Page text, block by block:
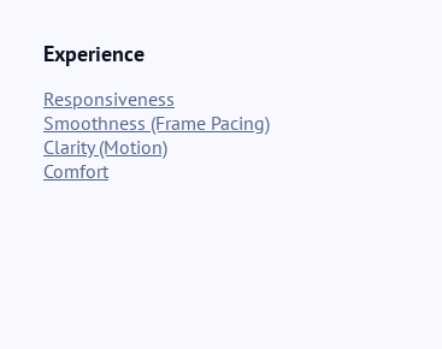
Experience
Responsiveness
Smoothness (Frame Pacing)
Clarity (Motion)
Comfort